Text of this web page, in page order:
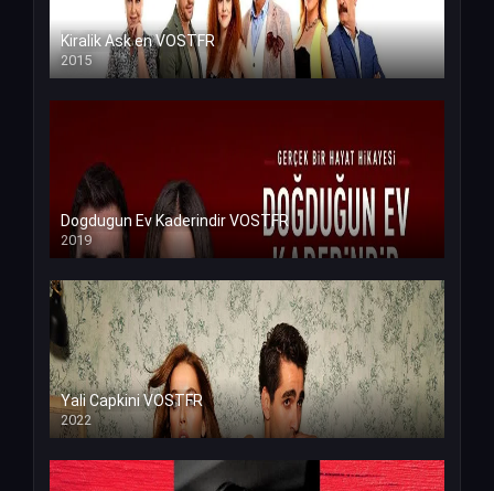
Kiralik Ask en VOSTFR
2015
Dogdugun Ev Kaderindir VOSTFR
2019
Yali Capkini VOSTFR
2022